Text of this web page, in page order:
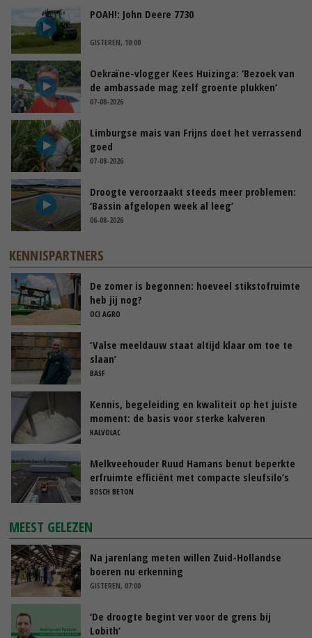
POAH!: John Deere 7730
GISTEREN, 10:00
Oekraïne-vlogger Kees Huizinga: ‘Bezoek van
de ambassade mag zelf groente plukken’
07-08-2026
Limburgse mais van Frijns doet het verrassend
goed
07-08-2026
Droogte veroorzaakt steeds meer problemen:
‘Bassin afgelopen week al leeg’
06-08-2026
KENNISPARTNERS
De zomer is begonnen: hoeveel stikstofruimte
heb jij nog?
OCI AGRO
‘Valse meeldauw staat altijd klaar om toe te
slaan’
BASF
Kennis, begeleiding en kwaliteit op het juiste
moment: de basis voor sterke kalveren
KALVOLAC
Melkveehouder Ruud Hamans benut beperkte
erfruimte efficiënt met compacte sleufsilo’s
BOSCH BETON
MEEST GELEZEN
Na jarenlang meten willen Zuid-Hollandse
boeren nu erkenning
GISTEREN, 07:00
‘De droogte begint ver voor de grens bij
Lobith’